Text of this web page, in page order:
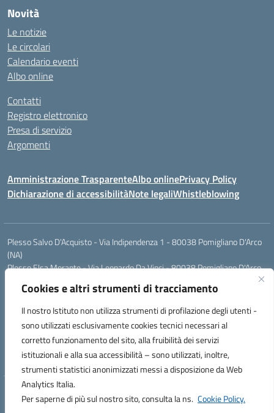
Cookies e altri strumenti di tracciamento
Il nostro Istituto non utilizza strumenti di profilazione degli utenti -
sono utilizzati esclusivamente cookies tecnici necessari al
corretto funzionamento del sito, alla fruibilità dei servizi
istituzionali e alla sua accessibilità – sono utilizzati, inoltre,
strumenti statistici anonimizzati messi a disposizione da Web
Analytics Italia.
Per saperne di più sul nostro sito, consulta la ns. Cookie Policy.
Novità
Le notizie
Le circolari
Calendario eventi
Albo online
Contatti
Registro elettronico
Presa di servizio
Argomenti
Amministrazione TrasparenteAlbo onlinePrivacy Policy
Dichiarazione di accessibilitàNote legaliWhistleblowing
Plesso Salvo D'Acquisto - Via Indipendenza 1 - 80038 Pomigliano D'Arco
(NA)
Plesso Elsa Morante - Via Leonardo Da Vinci - 80038 Pomigliano D'Arco
Plesso Leone - Via Pascoli - 80038 Pomigliano D'Arco (NA)
Tel.:0813177304 - Mail: naic8g1003@istruzione.it - Pec:
Codice Univoco ufficio: UIECQ7
codice Meccanografico: NAIC8G1003
Codice Fiscale: 93076670632
Hosting & Powered by 3D Solution S.r.l.
Concept & Design by Designers Italia